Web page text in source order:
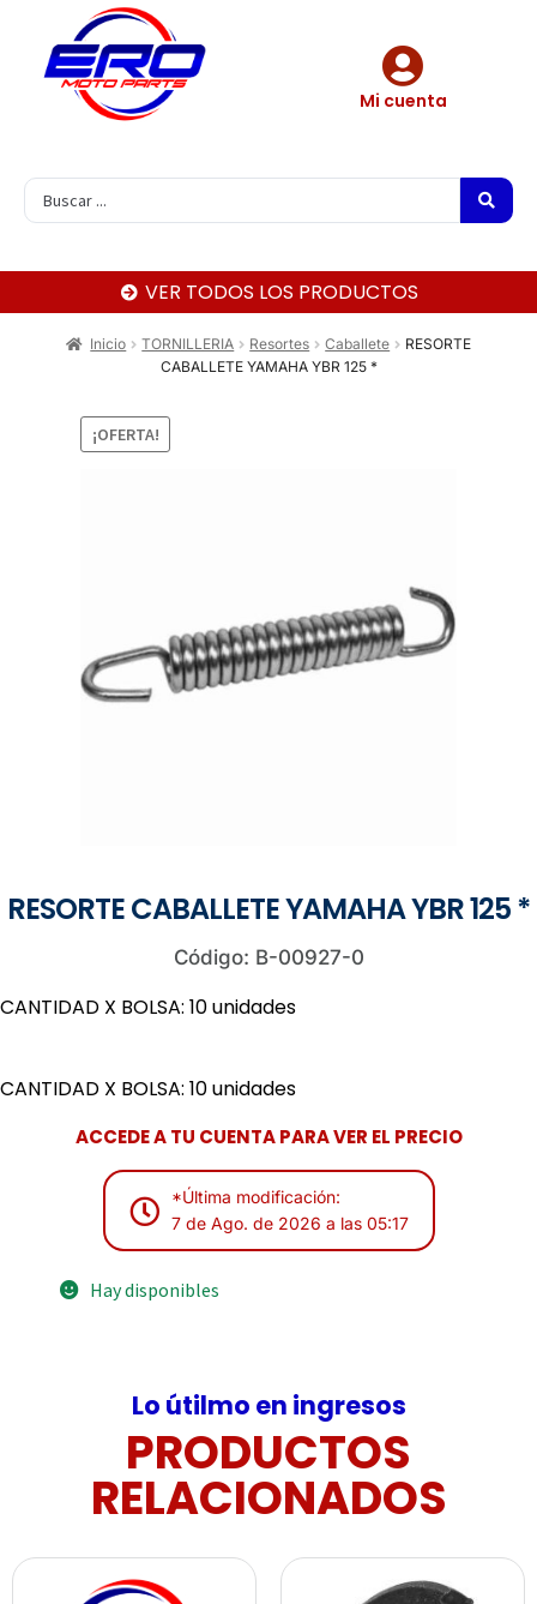
Mi cuenta
VER TODOS LOS PRODUCTOS
Inicio TORNILLERIA Resortes Caballete
RESORTE
CABALLETE YAMAHA YBR 125 *
¡OFERTA!
RESORTE CABALLETE YAMAHA YBR 125 *
Código: B-00927-0
CANTIDAD X BOLSA: 10 unidades
CANTIDAD X BOLSA: 10 unidades
ACCEDE A TU CUENTA PARA VER EL PRECIO
*Última modificación:
7 de Ago. de 2026 a las 05:17
Hay disponibles
Lo útilmo en ingresos
PRODUCTOS
RELACIONADOS